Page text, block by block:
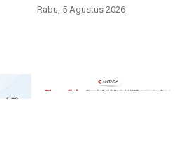
Rabu, 5 Agustus 2026